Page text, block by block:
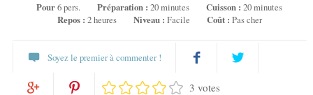
Pour6 pers. Préparation :20 minutes Cuisson :20 minutes
Repos : 2 heures Niveau : Facile Coût : Pas cher
Soyez le premier à commenter !
Partagez
3 votes